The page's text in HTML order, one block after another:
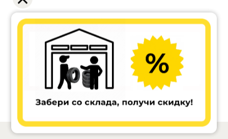
Remain
Carwel